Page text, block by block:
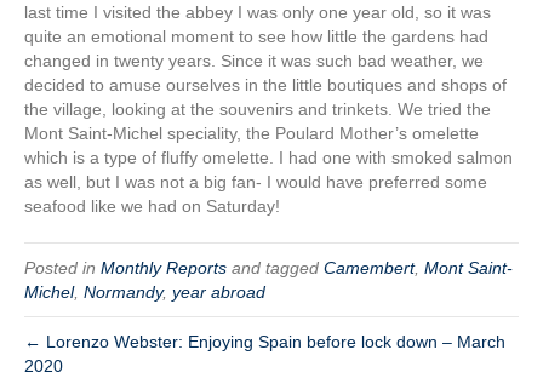
last time I visited the abbey I was only one year old, so it was
quite an emotional moment to see how little the gardens had
changed in twenty years. Since it was such bad weather, we
decided to amuse ourselves in the little boutiques and shops of
the village, looking at the souvenirs and trinkets. We tried the
Mont Saint-Michel speciality, the Poulard Mother’s omelette
which is a type of fluffy omelette. I had one with smoked salmon
as well, but I was not a big fan- I would have preferred some
seafood like we had on Saturday!
Posted in Monthly Reports and tagged Camembert, Mont Saint-
Michel, Normandy, year abroad
← Lorenzo Webster: Enjoying Spain before lock down – March
2020